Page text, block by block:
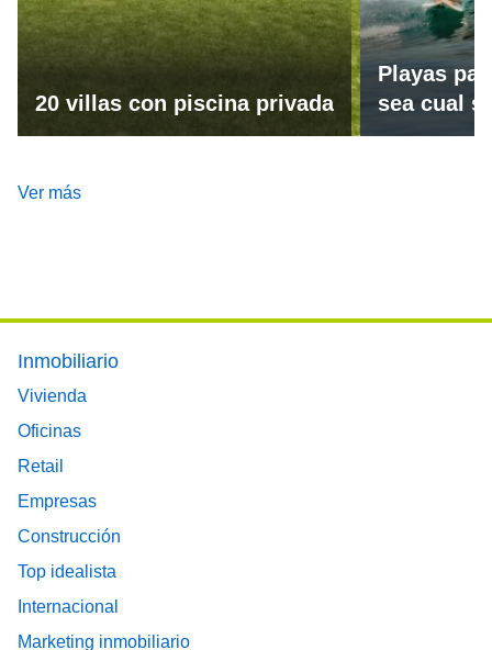
20 villas con piscina privada
Playas
sea cual
Ver más
Footer main menu
Inmobiliario
Vivienda
Oficinas
Retail
Empresas
Construcción
Top idealista
Internacional
Marketing inmobiliario